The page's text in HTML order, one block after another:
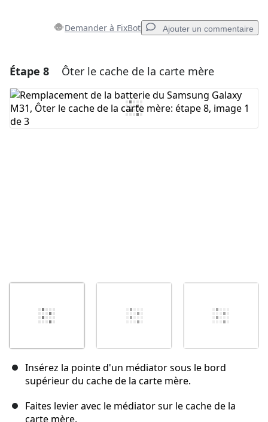
Demander à FixBot Ajouter un commentaire
Ajouter un commentaire
Ajouter un commentaire
Étape 8 Ôter le cache de la carte mère
Insérez la pointe d'un médiator sous le bord
supérieur du cache de la carte mère.
Faites levier avec le médiator sur le cache de la
carte mère.